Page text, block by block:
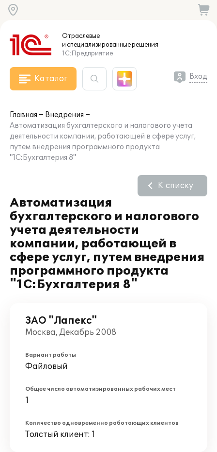
Отраслевые
и специализированныерешения
1С:Предприятие
Каталог Вход
Главная
Внедрения
Автоматизация бухгалтерского и налогового учета
деятельности компании, работающей в сфере услуг,
путем внедрения программного продукта
"1С:Бухгалтерия 8"
Автоматизация
бухгалтерского и налогового
учета деятельности
компании, работающей в
сфере услуг, путем внедрения
программного продукта
"1С:Бухгалтерия 8"
К списку
ЗАО "Лапекс"
Москва, Декабрь 2008
Вариант работы
Файловый
Общее число автоматизированных рабочих мест
1
Количество одновременно работающих клиентов
Толстый клиент: 1